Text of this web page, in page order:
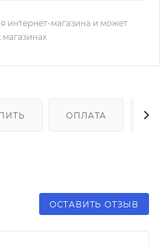
интернет-магазина и может
ОПЛАТА
ОСТАВИТЬ ОТЗЫВ